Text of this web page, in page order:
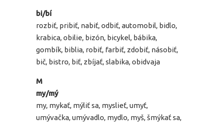
bi/bí
rozbiť, pribiť, nabiť, odbiť, automobil, bidlo,
krabica, obilie, bizón, bicykel, bábika,
gombík, biblia, robiť, farbiť, zdobiť, násobiť,
bič, bistro, biť, zbíjať, slabika, obidvaja
M
my/mý
my, mykať, mýliť sa, myslieť, umyť,
umývačka, umývadlo, mydlo, myš, šmýkať sa,